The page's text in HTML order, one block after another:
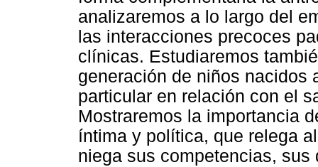
analizaremos a lo largo del
las interacciones precoces
clínicas. Estudiaremos
generación de niños nacidos
particular en relación con el
Mostraremos la importancia
íntima y política, que relega
niega sus competencias,